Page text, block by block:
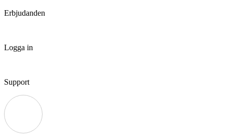
Erbjudanden
Logga in
Support